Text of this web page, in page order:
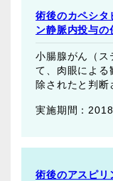
術後のカペシタ
ン静脈内投与の
小腸腺がん（
て、肉眼による
除されたと判断
術後のアスピリ